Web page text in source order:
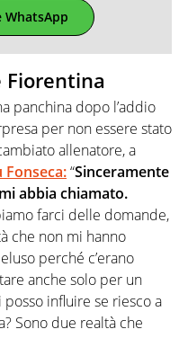
WhatsApp
Fiorentina
panchina dopo l’addio
per non essere stato
allenatore, a
Fonseca:“Sinceramente
abbia chiamato.
farci delle domande,
che non mi hanno
perché c’erano
anche solo per un
posso influire se riesco a
Sono due realtà che